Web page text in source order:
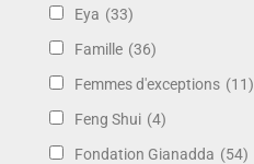
Eya (33)
Famille (36)
Femmes d'exceptions (11)
Feng Shui (4)
Fondation Gianadda (54)